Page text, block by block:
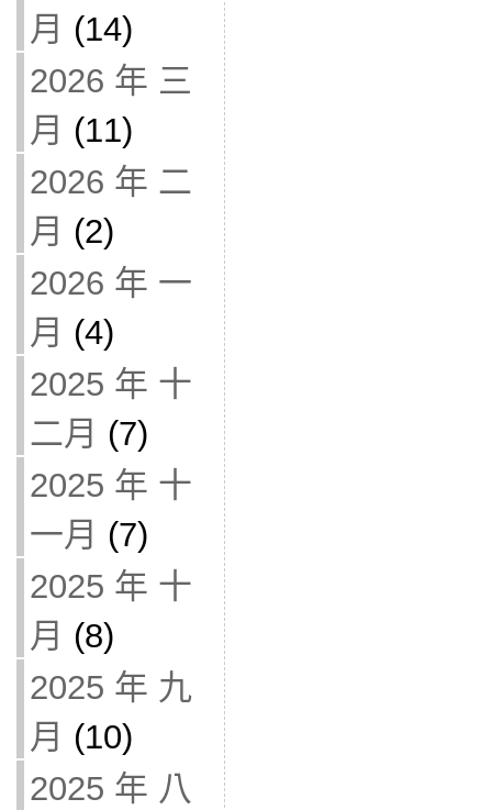
月 (14)
2026 年 三
月 (11)
2026 年 二
月 (2)
2026 年 一
月 (4)
2025 年 十
二月 (7)
2025 年 十
一月 (7)
2025 年 十
月 (8)
2025 年 九
月 (10)
2025 年 八